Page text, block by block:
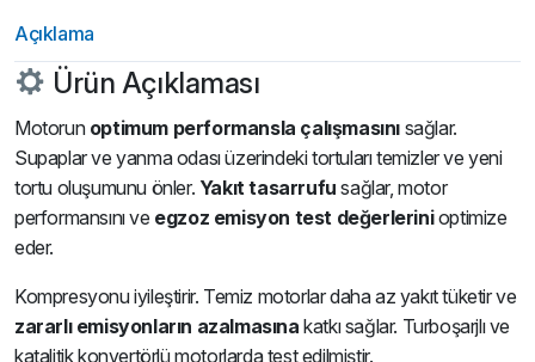
Açıklama
Ürün Açıklaması
Motorun optimum performansla çalışmasını sağlar.
Supaplar ve yanma odası üzerindeki tortuları temizler ve yeni
tortu oluşumunu önler. Yakıt tasarrufu sağlar, motor
performansını ve egzoz emisyon test değerlerinioptimize
eder.
Kompresyonu iyileştirir. Temiz motorlar daha az yakıt tüketir ve
zararlı emisyonların azalmasına katkı sağlar. Turboşarjlı ve
katalitik konvertörlü motorlarda test edilmiştir.